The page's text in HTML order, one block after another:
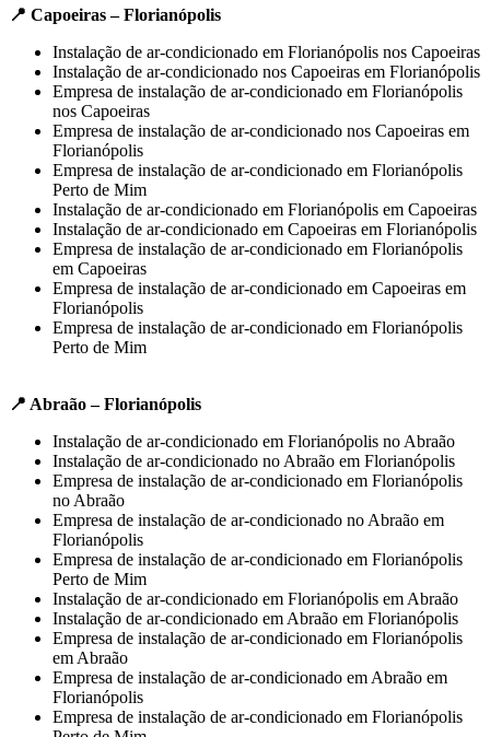
📍 Capoeiras – Florianópolis
Instalação de ar-condicionado em Florianópolis nos Capoeiras
Instalação de ar-condicionado nos Capoeiras em Florianópolis
Empresa de instalação de ar-condicionado em Florianópolis
nos Capoeiras
Empresa de instalação de ar-condicionado nos Capoeiras em
Florianópolis
Empresa de instalação de ar-condicionado em Florianópolis
Perto de Mim
Instalação de ar-condicionado em Florianópolis em Capoeiras
Instalação de ar-condicionado em Capoeiras em Florianópolis
Empresa de instalação de ar-condicionado em Florianópolis
em Capoeiras
Empresa de instalação de ar-condicionado em Capoeiras em
Florianópolis
Empresa de instalação de ar-condicionado em Florianópolis
Perto de Mim
📍 Abraão – Florianópolis
Instalação de ar-condicionado em Florianópolis no Abraão
Instalação de ar-condicionado no Abraão em Florianópolis
Empresa de instalação de ar-condicionado em Florianópolis
no Abraão
Empresa de instalação de ar-condicionado no Abraão em
Florianópolis
Empresa de instalação de ar-condicionado em Florianópolis
Perto de Mim
Instalação de ar-condicionado em Florianópolis em Abraão
Instalação de ar-condicionado em Abraão em Florianópolis
Empresa de instalação de ar-condicionado em Florianópolis
em Abraão
Empresa de instalação de ar-condicionado em Abraão em
Florianópolis
Empresa de instalação de ar-condicionado em Florianópolis